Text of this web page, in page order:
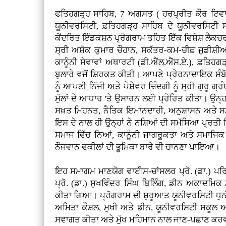
ਫਤਿਹਗੜ੍ਹ ਸਾਹਿਬ, 7 ਅਗਸਤ ( ਹਰਪ੍ਰੀਤ ਕੌਰ
ਯੂਨੀਵਰਸਿਟੀ, ਫ਼ਤਿਹਗੜ੍ਹ ਸਾਹਿਬ ਦੇ
ਕੇਂਦਰਿਤ ਇੰਡਕਸ਼ਨ ਪ੍ਰੋਗਰਾਮ ਤਹਿਤ ਇੱਕ ਵਿਸ਼ੇਸ਼
ਸ੍ਰੀ ਅਸ਼ੋਕ ਕੁਮਾਰ ਚੌਹਾਨ, ਸਕੱਤਰ-ਕਮ-ਚੀਫ਼
ਕਾਨੂੰਨੀ ਸੇਵਾਵਾਂ ਅਥਾਰਟੀ (ਡੀ.ਐੱਲ.ਐੱਸ.ਏ.),
ਬੁਲਾਰੇ ਵਜੋਂ ਸ਼ਿਰਕਤ ਕੀਤੀ। ਆਪਣੇ ਪ੍ਰੇਰਨਾਦਾਇਕ
ਨੂੰ ਆਪਣੀ ਨਿੱਜੀ ਅਤੇ ਪੇਸ਼ੇਵਰ ਜ਼ਿੰਦਗੀ ਨੂੰ ਸ੍ਰੀ ਗੁਰੂ
ਮੁੱਲਾਂ ਦੇ ਆਧਾਰ 'ਤੇ ਉਸਾਰਨ ਲਈ ਪ੍ਰੇਰਿਤ ਕੀਤਾ।
ਸਖ਼ਤ ਮਿਹਨਤ, ਨੈਤਿਕ ਇਮਾਨਦਾਰੀ, ਅਨੁਸ਼ਾਸਨ ਅਤੇ
ਇਸ ਦੇ ਨਾਲ ਹੀ ਉਨ੍ਹਾਂ ਨੇ ਨਸ਼ਿਆਂ ਦੀ ਸਮੱਸਿਆ
ਸਮਾਜ ਵਿੱਚ ਨਿਆਂ, ਕਾਨੂੰਨੀ ਜਾਗਰੂਕਤਾ ਅਤੇ
ਨੌਜਵਾਨ ਵਕੀਲਾਂ ਦੀ ਭੂਮਿਕਾ ਬਾਰੇ ਵੀ ਚਾਨਣਾ ਪਾਇਆ।
ਇਹ ਸਮਾਗਮ ਮਾਣਯੋਗ ਵਾਈਸ-ਚਾਂਸਲਰ ਪ੍ਰੋ. (ਡਾ.)
ਪ੍ਰੋ. (ਡਾ.) ਸੁਖਵਿੰਦਰ ਸਿੰਘ ਬਿਲਿੰਗ, ਡੀਨ
ਕੀਤਾ ਗਿਆ। ਪ੍ਰੋਗਰਾਮ ਦੀ ਸ਼ੁਰੂਆਤ ਯੂਨੀਵਰਸਿਟੀ
ਅਮਿਤਾ ਕੌਸ਼ਲ, ਮੁਖੀ ਅਤੇ ਡੀਨ, ਯੂਨੀਵਰਸਿਟੀ
ਸਵਾਗਤ ਕੀਤਾ ਅਤੇ ਮੁੱਖ ਮਹਿਮਾਨ ਨਾਲ ਜਾਣ-ਪਛਾਣ